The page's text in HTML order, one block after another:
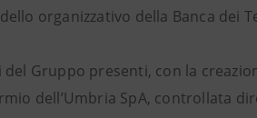
organizzativo della Banca dei
Gruppo presenti, con la
dell’Umbria SpA, controllata